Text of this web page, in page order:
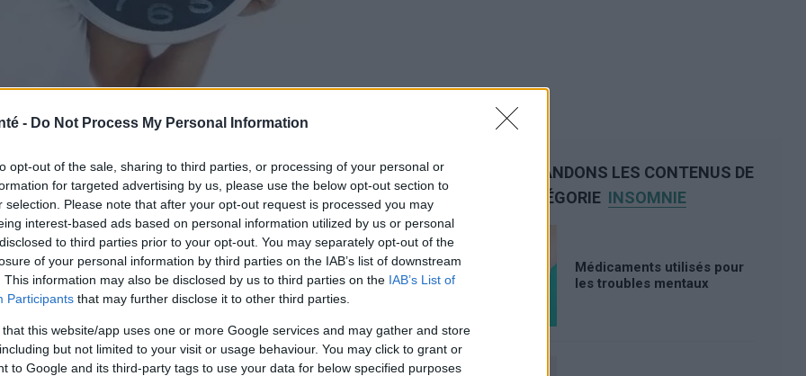
- Do Not Process My Personal Information
opt-out of the sale, sharing to third parties, or processing of your personal or
for targeted advertising by us, please use the below opt-out section to
selection. Please note that after your opt-out request is processed you may
interest-based ads based on personal information utilized by us or personal
to third parties prior to your opt-out. You may separately opt-out of the
of your personal information by third parties on the IAB’s list of downstream
This information may also be disclosed by us to third parties on the IAB’s List of
Participants that may further disclose it to other third parties.
that this website/app uses one or more Google services and may gather and store
but not limited to your visit or usage behaviour. You may click to grant or
to Google and its third-party tags to use your data for below specified purposes
PantherMedia
d'hiverentraîne une divergence des horloges
à long terme sur la santé. Des journées plus
températures plus élevées peuvent entraîner des
NOUS RECOMMANDONS LES CONTENUS DE
LA CATÉGORIE INSOMNIE
Médicaments utilisés pour
les troubles mentaux